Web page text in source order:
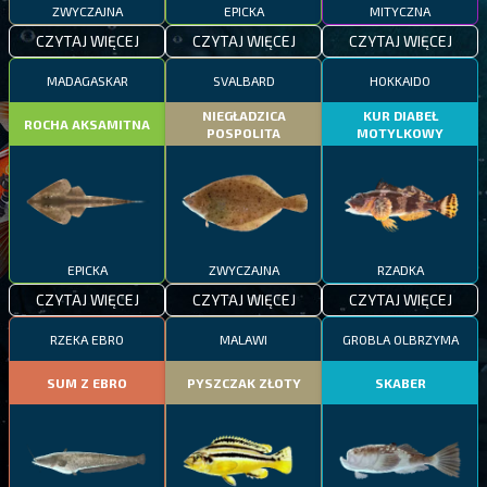
ZWYCZAJNA
CZYTAJ WIĘCEJ
EPICKA
CZYTAJ WIĘCEJ
MITYCZNA
CZYTAJ WIĘCEJ
MADAGASKAR
ROCHA AKSAMITNA
EPICKA
CZYTAJ WIĘCEJ
SVALBARD
NIEGŁADZICA
POSPOLITA
ZWYCZAJNA
CZYTAJ WIĘCEJ
HOKKAIDO
KUR DIABEŁ
MOTYLKOWY
RZADKA
CZYTAJ WIĘCEJ
RZEKA EBRO
SUM Z EBRO
MALAWI
PYSZCZAK ZŁOTY
GROBLA OLBRZYMA
SKABER